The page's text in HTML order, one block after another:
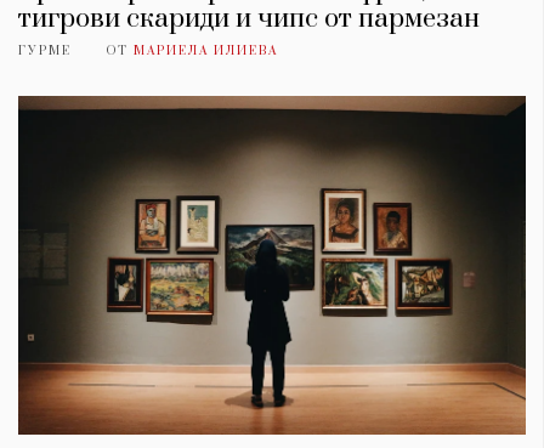
тигрови скариди и чипс от пармезан
ГУРМЕ ОТ МАРИЕЛА ИЛИЕВА